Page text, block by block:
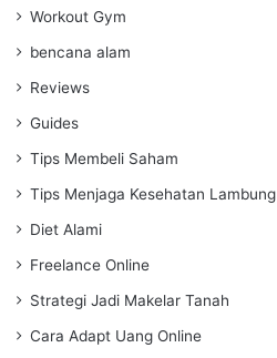
Workout Gym
bencana alam
Reviews
Guides
Tips Membeli Saham
Tips Menjaga Kesehatan Lambung
Diet Alami
Freelance Online
Strategi Jadi Makelar Tanah
Cara Adapt Uang Online